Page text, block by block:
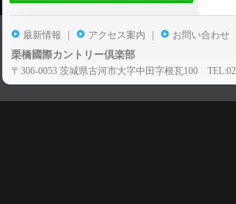
最新情報 | アクセス案内 | お問い合わせ
栗橋國際カントリー倶楽部
〒306-0053 茨城県古河市大字中田字根瓦100